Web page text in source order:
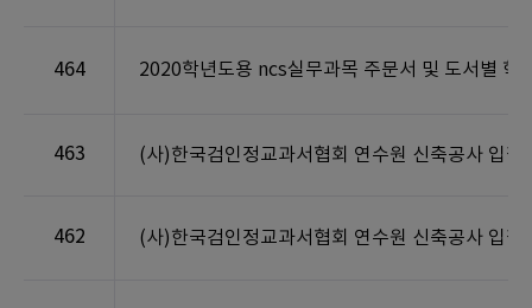
464 2020학년도용 ncs실무과목 주문서 및 도서별 학
463 (사)한국검인정교과서협회 연수원 신축공사 입찰
462 (사)한국검인정교과서협회 연수원 신축공사 입찰